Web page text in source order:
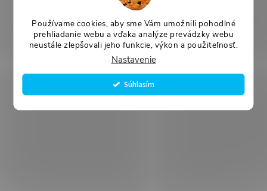
Používame cookies, aby sme Vám umožnili pohodlné
prehliadanie webu a vďaka analýze prevádzky webu
neustále zlepšovali jeho funkcie, výkon a použiteľnosť.
Nastavenie
Súhlasím